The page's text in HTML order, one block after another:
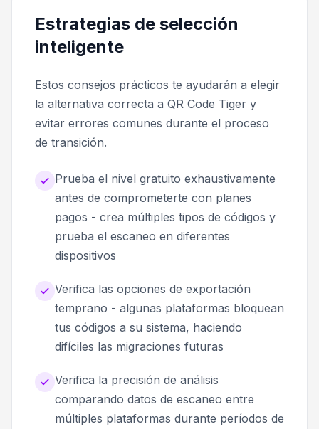
Estrategias de selección
inteligente
Estos consejos prácticos te ayudarán a elegir
la alternativa correcta a QR Code Tiger y
evitar errores comunes durante el proceso
de transición.
Prueba el nivel gratuito exhaustivamente
antes de comprometerte con planes
pagos - crea múltiples tipos de códigos y
prueba el escaneo en diferentes
dispositivos
Verifica las opciones de exportación
temprano - algunas plataformas bloquean
tus códigos a su sistema, haciendo
difíciles las migraciones futuras
Verifica la precisión de análisis
comparando datos de escaneo entre
múltiples plataformas durante períodos de